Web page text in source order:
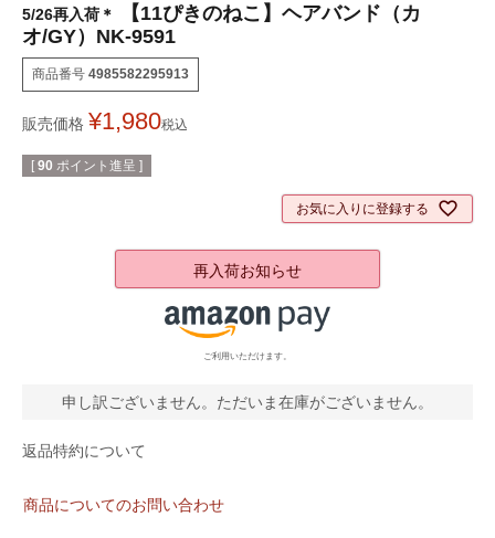
5/26再入荷＊
【11ぴきのねこ】ヘアバンド（カ
オ/GY）NK-9591
商品番号 4985582295913
販売価格 ¥1,980税込
[ 90 ポイント進呈 ]
お気に入りに登録する
再入荷お知らせ
ご利用いただけます。
申し訳ございません。ただいま在庫がございません。
返品特約について
商品についてのお問い合わせ